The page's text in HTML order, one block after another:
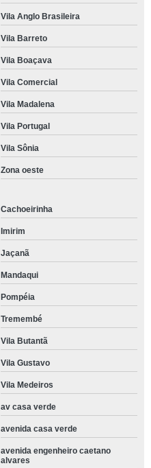
Vila Anglo Brasileira
Vila Barreto
Vila Boaçava
Vila Comercial
Vila Madalena
Vila Portugal
Vila Sônia
Zona oeste
Cachoeirinha
Imirim
Jaçanã
Mandaqui
Pompéia
Tremembé
Vila Butantã
Vila Gustavo
Vila Medeiros
av casa verde
avenida casa verde
avenida engenheiro caetano
alvares